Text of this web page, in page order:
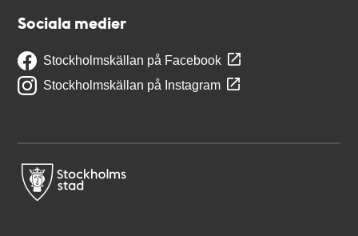
Sociala medier
Stockholmskällan på Facebook
Stockholmskällan på Instagram